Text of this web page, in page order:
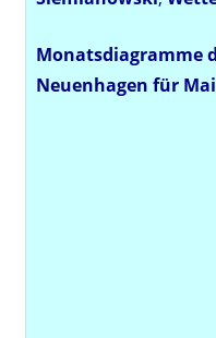
Monatsdiagramme
Neuenhagen für